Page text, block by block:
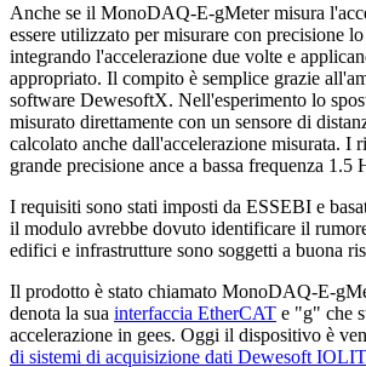
Anche se il MonoDAQ-E-gMeter misura
essere utilizzato per misurare con precisione
integrando l'accelerazione due volte e
appropriato. Il compito è semplice grazie
software DewesoftX. Nell'esperimento lo
misurato direttamente con un sensore di
calcolato anche dall'accelerazione misurata. I
grande precisione ance a bassa frequenza 1.5
I requisiti sono stati imposti da ESSEBI e
il modulo avrebbe dovuto identificare il
edifici e infrastrutture sono soggetti a buona
Il prodotto è stato chiamato MonoDAQ-E-
denota la sua interfaccia EtherCAT e "g" che
accelerazione in gees. Oggi il dispositivo è
di sistemi di acquisizione dati Dewesoft